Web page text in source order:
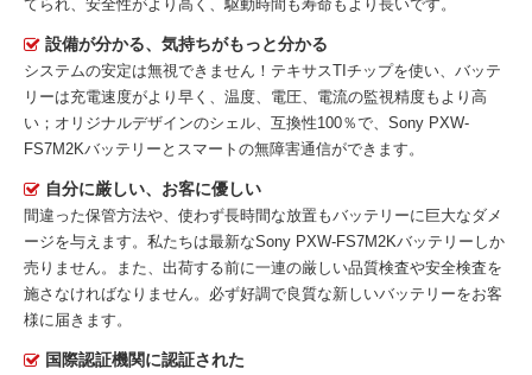
てられ、安全性がより高く、駆動時間も寿命もより長いです。
設備が分かる、気持ちがもっと分かる
システムの安定は無視できません！テキサスTIチップを使い、バッテ
リーは充電速度がより早く、温度、電圧、電流の監視精度もより高
い；オリジナルデザインのシェル、互換性100％で、Sony PXW-
FS7M2Kバッテリーとスマートの無障害通信ができます。
自分に厳しい、お客に優しい
間違った保管方法や、使わず長時間な放置もバッテリーに巨大なダメ
ージを与えます。私たちは最新なSony PXW-FS7M2Kバッテリー しか
売りません。また、出荷する前に一連の厳しい品質検査や安全検査を
施さなければなりません。必ず好調で良質な新しいバッテリーをお客
様に届きます。
国際認証機関に認証された